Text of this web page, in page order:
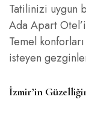
Tatilinizi uygun
Ada Apart
Temel
isteyen
İzmir’in